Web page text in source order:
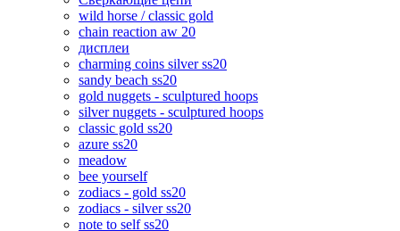
wild horse / classic gold
chain reaction aw 20
дисплеи
charming coins silver ss20
sandy beach ss20
gold nuggets - sculptured hoops
silver nuggets - sculptured hoops
classic gold ss20
azure ss20
meadow
bee yourself
zodiacs - gold ss20
zodiacs - silver ss20
note to self ss20